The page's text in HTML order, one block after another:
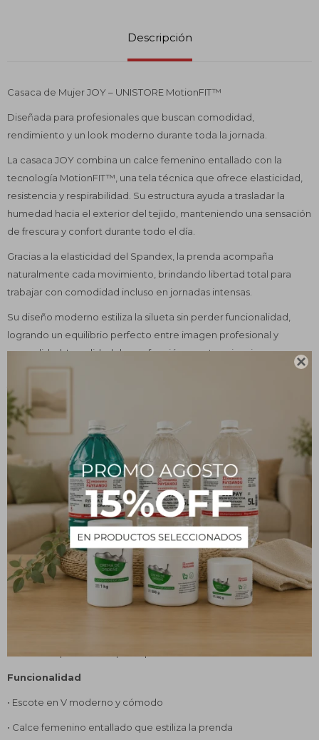

Descripción
Casaca de Mujer JOY – UNISTORE MotionFIT™
Diseñada para profesionales que buscan comodidad,
rendimiento y un look moderno durante toda la jornada.
La casaca JOY combina un calce femenino entallado con la
tecnología MotionFIT™, una tela técnica que ofrece elasticidad,
resistencia y respirabilidad. Su estructura ayuda a trasladar la
humedad hacia el exterior del tejido, manteniendo una sensación
de frescura y confort durante todo el día.
Gracias a la elasticidad del Spandex, la prenda acompaña
naturalmente cada movimiento, brindando libertad total para
trabajar con comodidad incluso en jornadas intensas.
Su diseño moderno estiliza la silueta sin perder funcionalidad,
logrando un equilibrio perfecto entre imagen profesional y
comodidad. La calidad de confección y sus terminaciones,
reforzadas con atraques de seguridad en los puntos de mayor
tensión, garantizan una prenda resistente, durable y preparada
para el uso diario.
Pensada para la practicidad del día a día, incorpora múltiples
bolsillos funcionales, toma para identificador y grifa lateral
reflectiva, combinando funcionalidad con un diseño actual y
Una casaca creada para quienes necesitan rendimiento,
comodidad y estilo en un uniforme médico.
Detalles del Producto
Tecnología de la tela
• 95% Polyester – 5% Spandex
Funcionalidad
• Escote en V moderno y cómodo
• Calce femenino entallado que estiliza la prenda